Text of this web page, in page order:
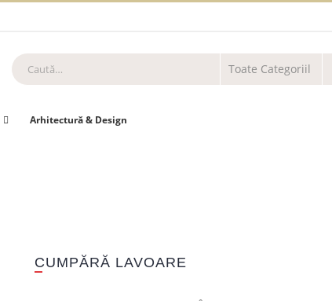
Arhitectură & Design
CUMPĂRĂ LAVOARE